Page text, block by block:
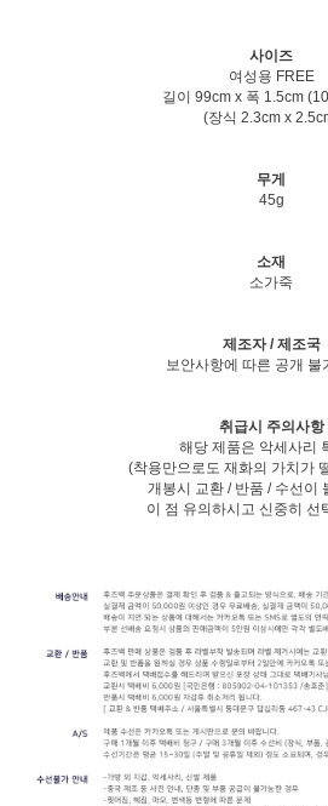
사이즈
여성용 FREE
길이 99cm x 폭 1.5cm
(장식 2.3cm x
무게
45g
소재
소가죽
제조자 / 제조국
보안사항에 따른 공개 불
취급시 주의사항
해당 제품은 악세사리
(착용만으로도 재화의 가치가
개봉시 교환 / 반품 / 수선이
이 점 유의하시고 신중히 선